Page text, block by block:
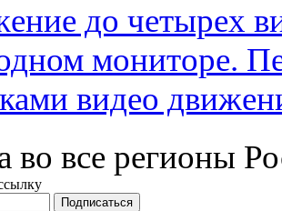
до четырех
мониторе.
видео
во все регионы
Подписаться